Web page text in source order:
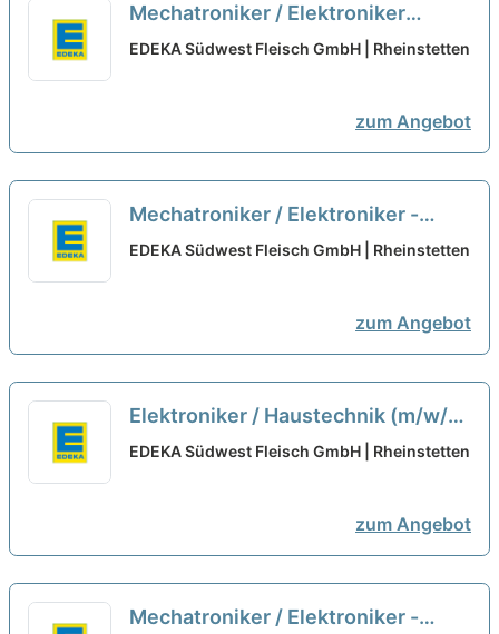
Mechatroniker / Elektroniker
(m/w/d) für den Bereich
EDEKA Südwest Fleisch GmbH | Rheinstetten
zum Angebot
Mechatroniker / Elektroniker -
Fördertechnik (m/w/d) neu
EDEKA Südwest Fleisch GmbH | Rheinstetten
zum Angebot
Elektroniker / Haustechnik (m/w/d)
neu
EDEKA Südwest Fleisch GmbH | Rheinstetten
zum Angebot
Mechatroniker / Elektroniker -